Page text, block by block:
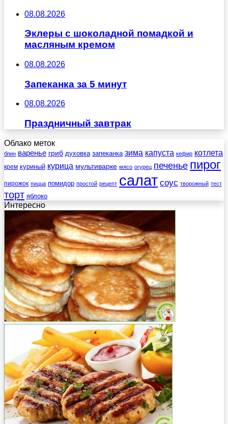
08.08.2026
Эклеры с шоколадной помадкой и
масляным кремом
08.08.2026
Запеканка за 5 минут
08.08.2026
Праздничный завтрак
Облако меток
блин варенье гриб духовка запеканка зима капуста кефир котлета
крем куриный курица мультиварке мясо огурец печенье пирог
пирожок пицца помидор простой рецепт салат соус творожный тест
торт яблоко
Интересно